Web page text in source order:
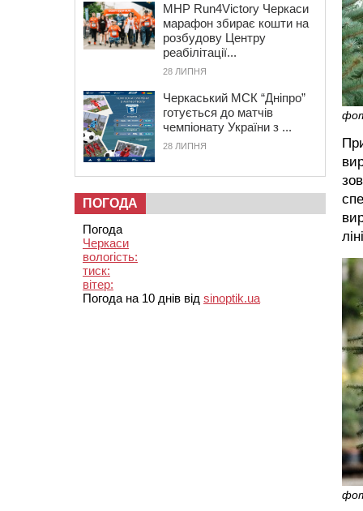
MHP Run4Victory Черкаси
марафон збирає кошти на
розбудову Центру
реабілітації...
28 ЛИПНЯ
Черкаський МСК “Дніпро”
готується до матчів
чемпіонату України з ...
28 ЛИПНЯ
ПОГОДА
Погода
Черкаси
вологість:
тиск:
вітер:
Погода на 10 днів від sinoptik.ua